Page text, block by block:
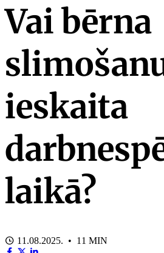
Vai bērna
ieskaita
laikā?
11.08.2025. • 11 MIN